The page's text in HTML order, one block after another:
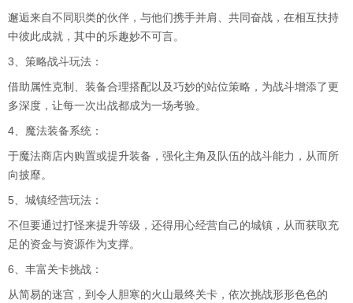
邂逅来自不同职类的伙伴，与他们携手并肩、共同奋战，在相互扶持
中彼此成就，其中的乐趣妙不可言。
3、策略战斗玩法：
借助属性克制、装备合理搭配以及巧妙的站位策略，为战斗增添了更
多深度，让每一次出战都成为一场考验。
4、魔法装备系统：
于魔法商店内购置或提升装备，强化主角及队伍的战斗能力，从而所
向披靡。
5、城镇经营玩法：
不但要通过打怪来提升等级，还得用心经营自己的城镇，从而获取充
足的资金与资源作为支撑。
6、丰富关卡挑战：
从简易的迷宫，到令人胆寒的火山最终关卡，依次挑战形形色色的